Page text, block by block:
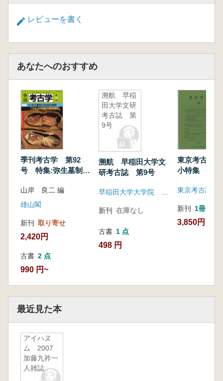
レビューを書く
あなたへのおすすめ
季刊考古学 第92
号 特集:弥生墓制の
山岸 良二 編
雄山閣
新刊 取り寄せ
2,420円
古書 2 点
990 円~
溯航 早稲
田大学文研
考古誌 第
9号
溯航 早稲田大学文
研考古誌 第9号
新刊 在庫なし
古書 1 点
498 円
東京考古
小特集 後・
団構成に関
東京考古談話
新刊 1冊
3,850円
最近見た本
アイハヌ
ム 2007
加藤九祚一
人雑誌